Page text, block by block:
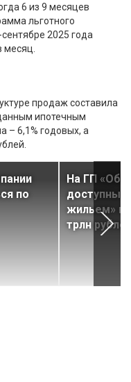
6 из 9 месяцев
льготного
2025 года
месяц.
продаж составила
ипотечным
– 6,1% годовых, а
по
На ГП
жильем»
трлн